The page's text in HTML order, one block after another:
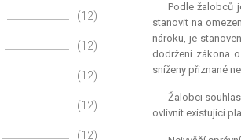
Podle žalobců
stanovit na
nároku, je
dodržení zákona
sníženy přiznané
Žalobci
ovlivnit existující
(12)
(12)
(12)
(12)
(12)